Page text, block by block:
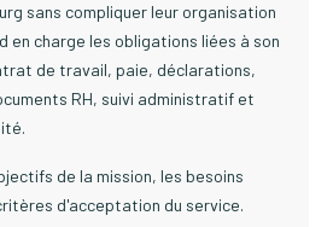
sans compliquer leur organisation
en charge les obligations liées à son
de travail, paie, déclarations,
RH, suivi administratif et
de la mission, les besoins
d'acceptation du service.